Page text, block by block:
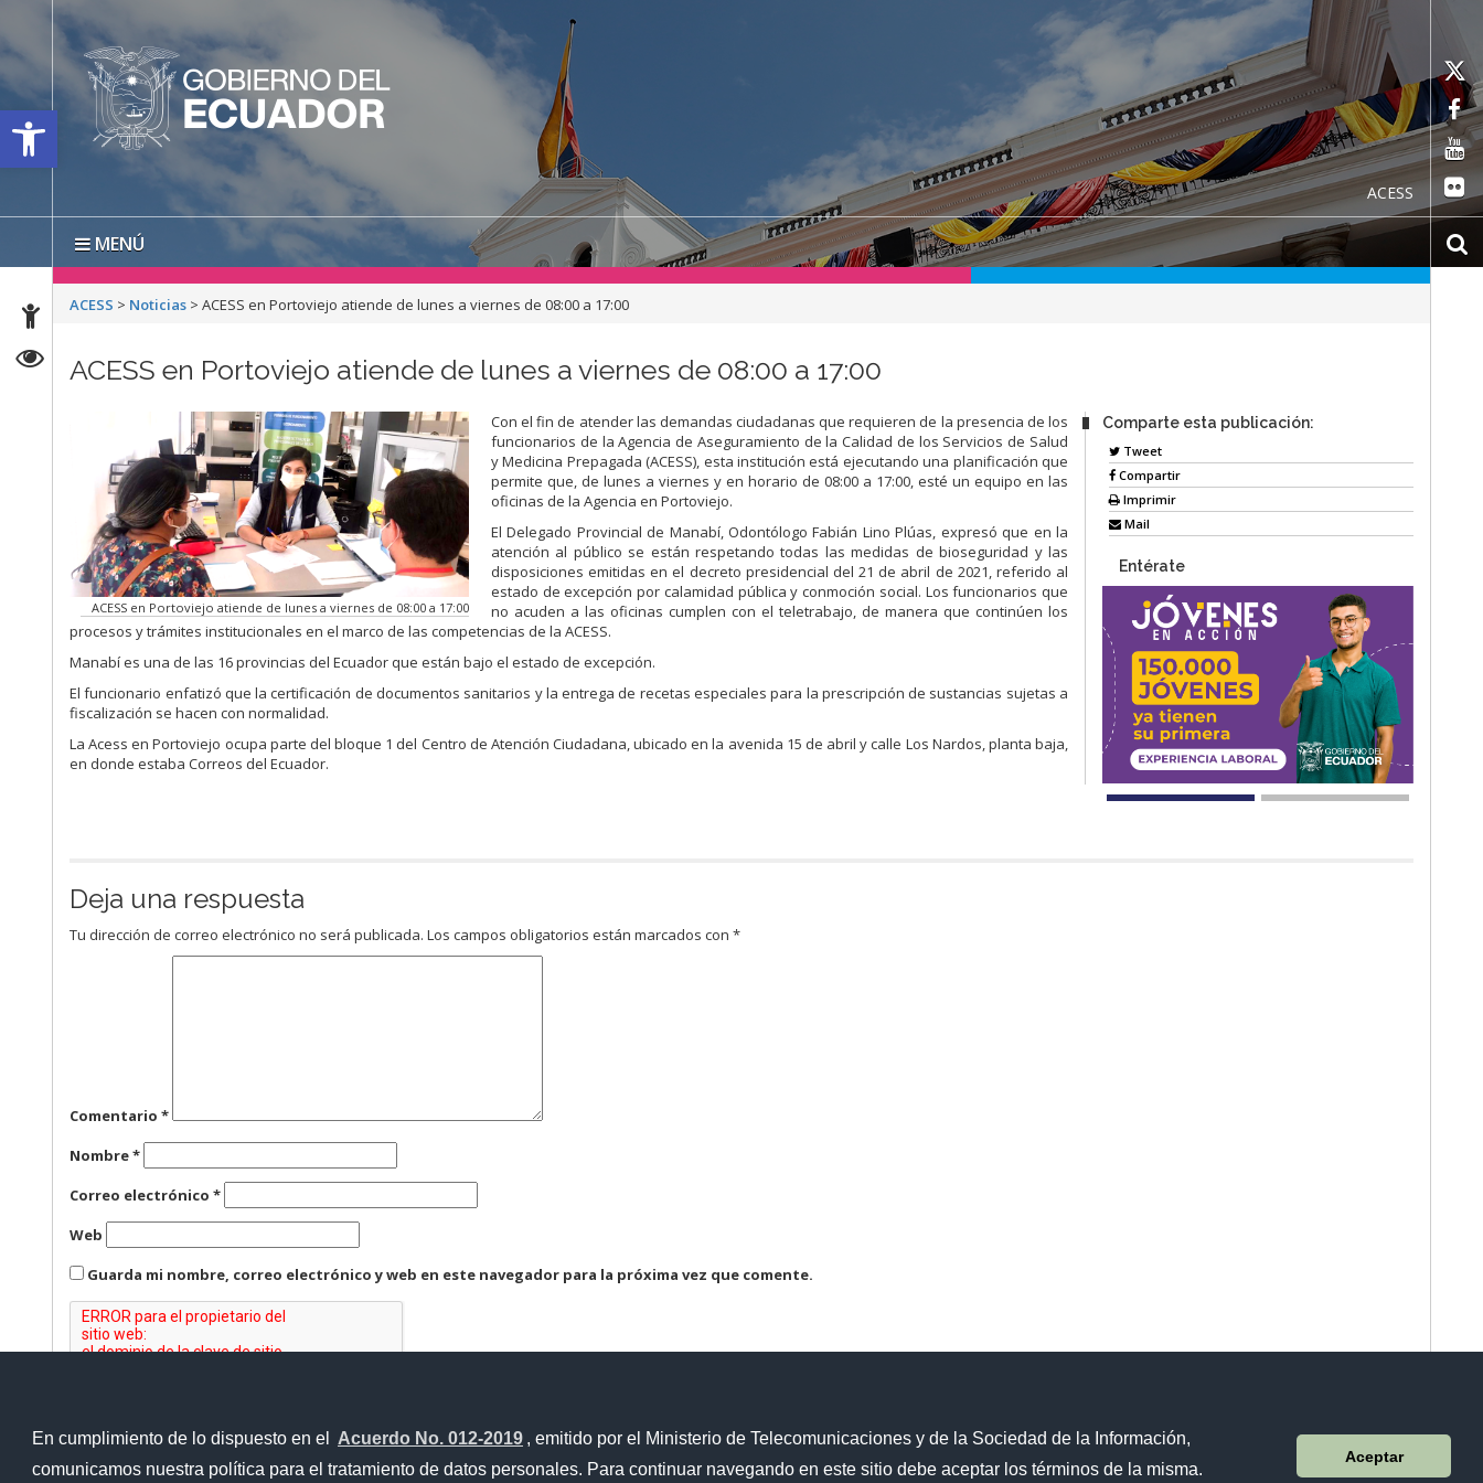
En cumplimiento de lo dispuesto en el Acuerdo No. 012-2019 , emitido por el Ministerio de Telecomunicaciones y de la Sociedad de la Información,
comunicamos nuestra política para el tratamiento de datos personales. Para continuar navegando en este sitio debe aceptar los términos de la misma.
Aceptar
Open toolbar
ACESS
MENÚ
ACESS > Noticias >ACESS en Portoviejo atiende de lunes a viernes de 08:00 a 17:00
ACESS en Portoviejo atiende de lunes a viernes de 08:00 a 17:00
ACESS en Portoviejo atiende de lunes a viernes de 08:00 a 17:00
Con el fin de atender las demandas ciudadanas que requieren de la presencia de los
funcionarios de la Agencia de Aseguramiento de la Calidad de los Servicios de Salud
y Medicina Prepagada (ACESS), esta institución está ejecutando una planificación que
permite que, de lunes a viernes y en horario de 08:00 a 17:00, esté un equipo en las
oficinas de la Agencia en Portoviejo.
El Delegado Provincial de Manabí, Odontólogo Fabián Lino Plúas, expresó que en la
atención al público se están respetando todas las medidas de bioseguridad y las
disposiciones emitidas en el decreto presidencial del 21 de abril de 2021, referido al
estado de excepción por calamidad pública y conmoción social. Los funcionarios que
no acuden a las oficinas cumplen con el teletrabajo, de manera que continúen los
procesos y trámites institucionales en el marco de las competencias de la ACESS.
Manabí es una de las 16 provincias del Ecuador que están bajo el estado de excepción.
El funcionario enfatizó que la certificación de documentos sanitarios y la entrega de recetas especiales para la prescripción de sustancias sujetas a
fiscalización se hacen con normalidad.
La Acess en Portoviejo ocupa parte del bloque 1 del Centro de Atención Ciudadana, ubicado en la avenida 15 de abril y calle Los Nardos, planta baja,
en donde estaba Correos del Ecuador.
Comparte esta publicación:
Tweet
Compartir
Imprimir
Mail
Entérate
Deja una respuesta
Tu dirección de correo electrónico no será publicada. Los campos obligatorios están marcados con*
Comentario*
Nombre*
Correo electrónico*
Web
Guarda mi nombre, correo electrónico y web en este navegador para la próxima vez que comente.
Contacto Ciudadano Digital Portal Trámites Ciudadanos Sistema Nacional de Información (SNI)